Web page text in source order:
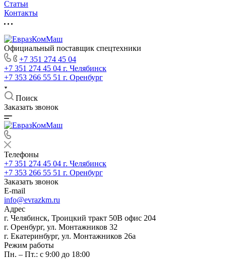
Статьи
Контакты
Официальный поставщик спецтехники
+7 351 274 45 04
+7 351 274 45 04 г. Челябинск
+7 353 266 55 51 г. Оренбург
Поиск
Заказать звонок
Телефоны
+7 351 274 45 04 г. Челябинск
+7 353 266 55 51 г. Оренбург
Заказать звонок
E-mail
info@evrazkm.ru
Адрес
г. Челябинск, Троицкий тракт 50В офис 204
г. Оренбург, ул. Монтажников 32
г. Екатеринбург, ул. Монтажников 26а
Режим работы
Пн. – Пт.: с 9:00 до 18:00